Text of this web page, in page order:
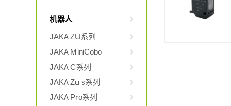
机器人
JAKA ZU系列
JAKA MiniCobo
JAKA C系列
JAKA Zu s系列
JAKA Pro系列